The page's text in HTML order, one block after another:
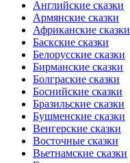
Английские сказки
Армянские сказки
Африканские сказки
Баскские сказки
Белорусские сказки
Бирманские сказки
Болграские сказки
Боснийские сказки
Бразильские сказки
Бушменские сказки
Венгерские сказки
Восточные сказки
Вьетнамские сказки